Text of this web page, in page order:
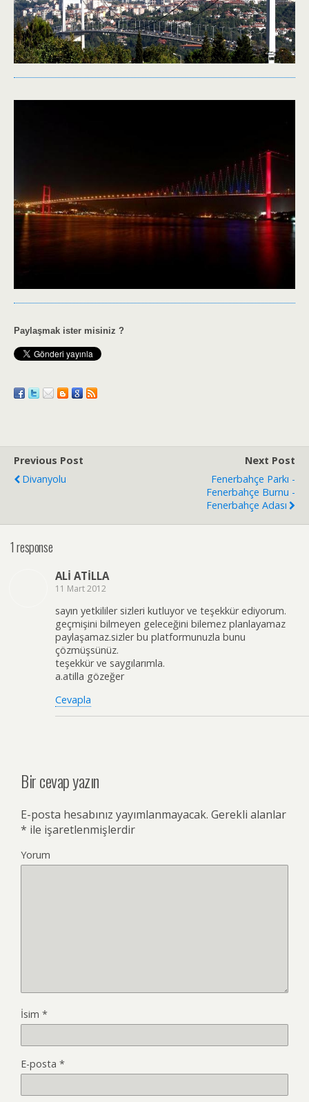
Paylaşmak ister misiniz ?
Previous Post
Divanyolu
Next Post
Fenerbahçe Parkı -
Fenerbahçe Burnu -
Fenerbahçe Adası
1 response
ALİ ATİLLA
11 Mart 2012
sayın yetkililer sizleri kutluyor ve teşekkür ediyorum.
geçmişini bilmeyen geleceğini bilemez planlayamaz
paylaşamaz.sizler bu platformunuzla bunu
çözmüşsünüz.
teşekkür ve saygılarımla.
a.atilla gözeğer
Cevapla
Bir cevap yazın
E-posta hesabınız yayımlanmayacak. Gerekli alanlar
* ile işaretlenmişlerdir
Yorum
İsim *
E-posta *